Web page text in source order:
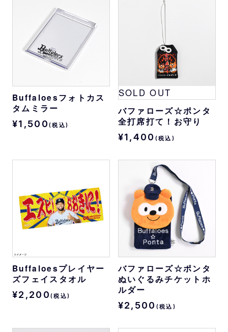
Buffaloesフォトカス
タムミラー
¥1,500 (税込)
SOLD OUT
バファローズ☆ポンタ
全打席打て！お守り
¥1,400 (税込)
Buffaloesプレイヤー
ズフェイスタオル
¥2,200 (税込)
バファローズ☆ポンタ
ぬいぐるみチケットホ
ルダー
¥2,500 (税込)